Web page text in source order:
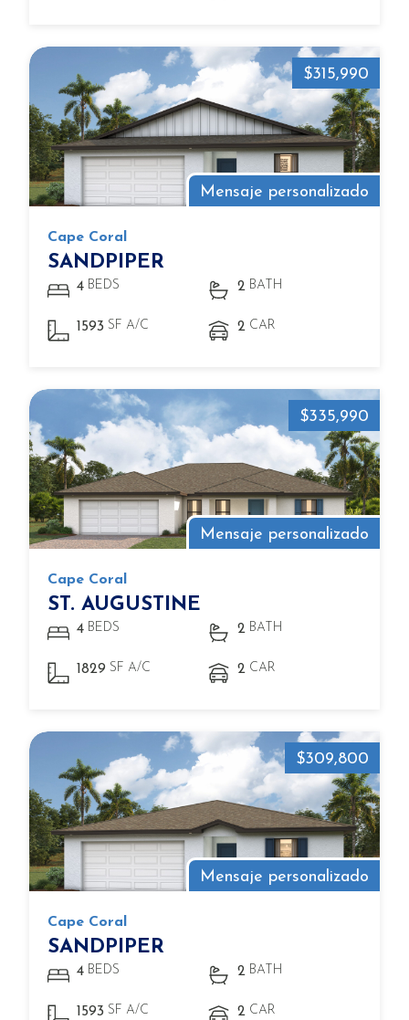
Mensaje personalizado
$315,990
Cape Coral
SANDPIPER
4 BEDS 2 BATH
1593 SF A/C 2 CAR
Mensaje personalizado
$335,990
Cape Coral
ST. AUGUSTINE
4 BEDS 2 BATH
1829 SF A/C 2 CAR
Mensaje personalizado
$309,800
Cape Coral
SANDPIPER
4 BEDS 2 BATH
1593 SF A/C 2 CAR